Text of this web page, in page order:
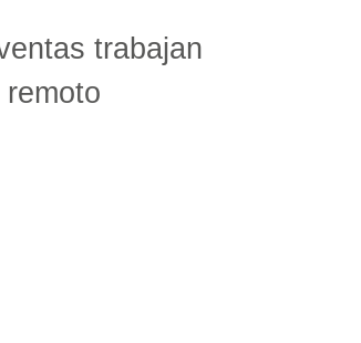
trabajan
remoto